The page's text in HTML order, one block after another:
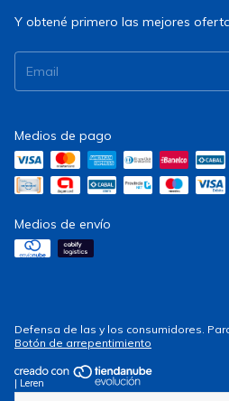
Y obtené primero las mejores
Medios de pago
Medios de envío
Defensa de las y los consumidores.
Botón de arrepentimiento
| Leren